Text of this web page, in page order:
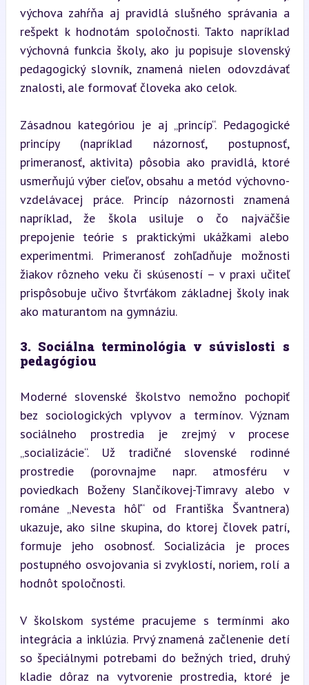
výchova zahŕňa aj pravidlá slušného správania a
rešpekt k hodnotám spoločnosti. Takto napríklad
výchovná funkcia školy, ako ju popisuje slovenský
pedagogický slovník, znamená nielen odovzdávať
znalosti, ale formovať človeka ako celok.
Zásadnou kategóriou je aj „princíp“. Pedagogické
princípy (napríklad názornosť, postupnosť,
primeranosť, aktivita) pôsobia ako pravidlá, ktoré
usmerňujú výber cieľov, obsahu a metód výchovno-
vzdelávacej práce. Princíp názornosti znamená
napríklad, že škola usiluje o čo najväčšie
prepojenie teórie s praktickými ukážkami alebo
experimentmi. Primeranosť zohľadňuje možnosti
žiakov rôzneho veku či skúseností – v praxi učiteľ
prispôsobuje učivo štvrťákom základnej školy inak
ako maturantom na gymnáziu.
3. Sociálna terminológia v súvislosti s
pedagógiou
Moderné slovenské školstvo nemožno pochopiť
bez sociologických vplyvov a termínov. Význam
sociálneho prostredia je zrejmý v procese
„socializácie“. Už tradičné slovenské rodinné
prostredie (porovnajme napr. atmosféru v
poviedkach Boženy Slančíkovej-Timravy alebo v
románe „Nevesta hôľ“ od Františka Švantnera)
ukazuje, ako silne skupina, do ktorej človek patrí,
formuje jeho osobnosť. Socializácia je proces
postupného osvojovania si zvyklostí, noriem, rolí a
hodnôt spoločnosti.
V školskom systéme pracujeme s termínmi ako
integrácia a inklúzia. Prvý znamená začlenenie detí
so špeciálnymi potrebami do bežných tried, druhý
kladie dôraz na vytvorenie prostredia, ktoré je